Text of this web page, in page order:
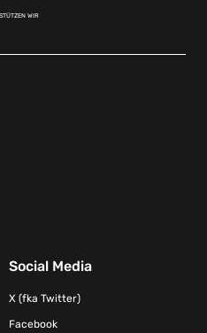
WIR
Social Media
X (fka Twitter)
Facebook